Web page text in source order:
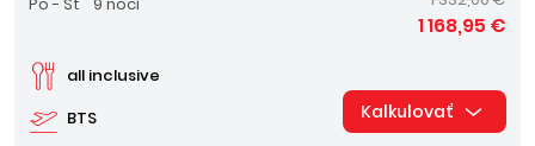
BTS
all inclusive
1 168,95 €
Kalkulovať